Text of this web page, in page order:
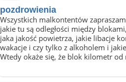
pozdrowienia
Wszystkich malkontentów
jakie tu są odległości między
jaka jakość powietrza, jakie libacje
wakacje i czy tylko z alkoholem i
Wtedy okaże się, że blok kilometr